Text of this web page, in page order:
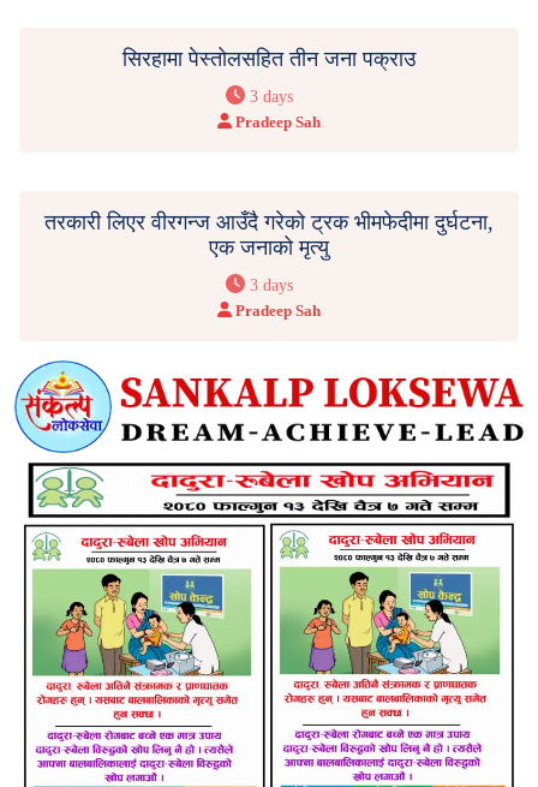
सिरहामा पेस्तोलसहित तीन जना पक्राउ
3 days
Pradeep Sah
तरकारी लिएर वीरगन्ज आउँदै गरेको ट्रक भीमफेदीमा दुर्घटना,
एक जनाको मृत्यु
3 days
Pradeep Sah